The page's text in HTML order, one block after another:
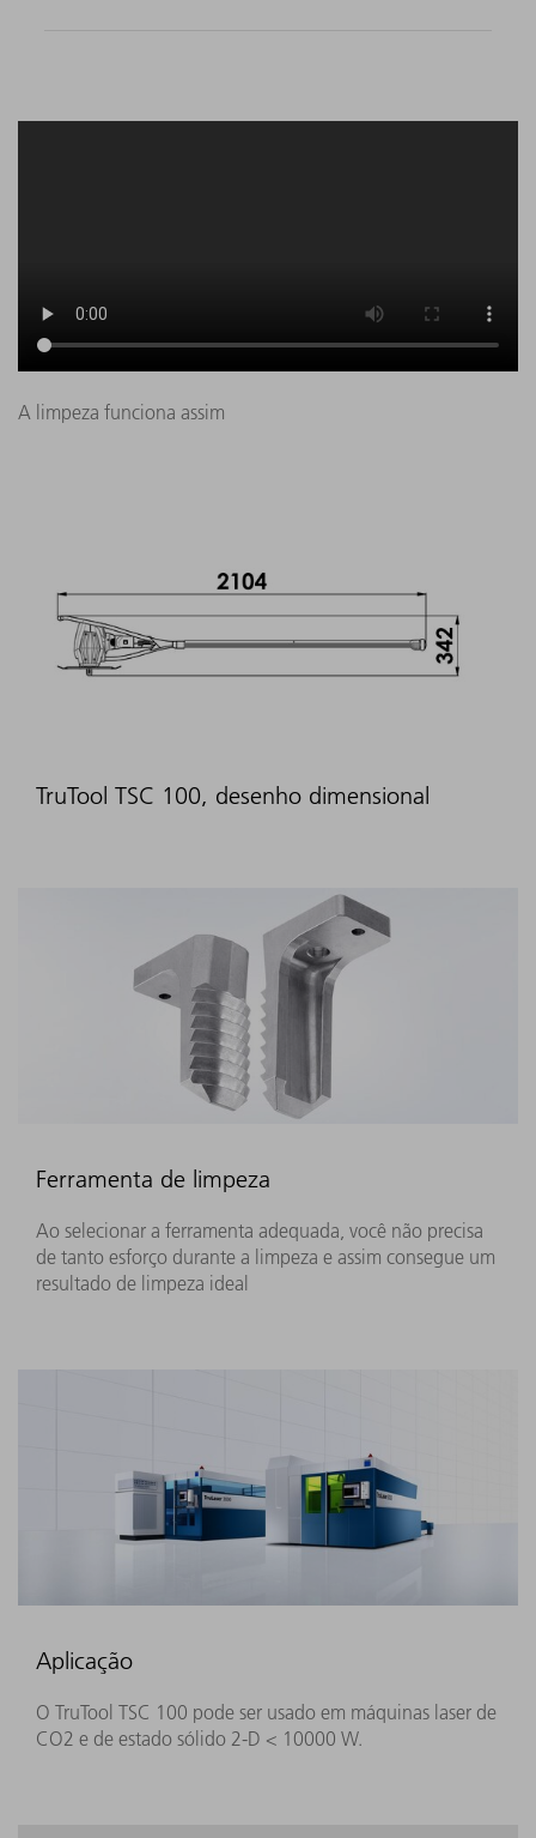
A limpeza funciona assim
TruTool TSC 100, desenho dimensional
Ferramenta de limpeza
Ao selecionar a ferramenta adequada, você não precisa
de tanto esforço durante a limpeza e assim consegue um
resultado de limpeza ideal
Aplicação
O TruTool TSC 100 pode ser usado em máquinas laser de
CO2 e de estado sólido 2-D < 10000 W.